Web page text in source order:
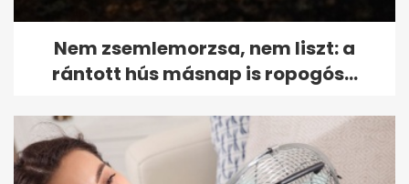
Nem zsemlemorzsa, nem liszt: a
rántott hús másnap is ropogós...